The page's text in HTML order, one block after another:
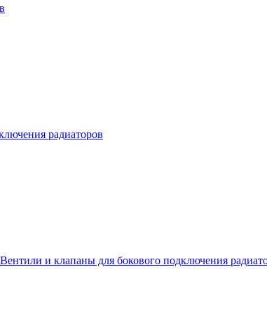
радиаторов
Вентили и клапаны для бокового подключения